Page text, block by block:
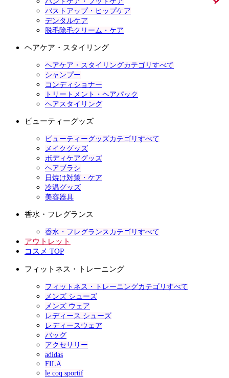
バストアップ・ヒップケア
デンタルケア
脱毛除毛クリーム・ケア
ヘアケア・スタイリング
ヘアケア・スタイリングカテゴリすべて
シャンプー
コンディショナー
トリートメント・ヘアパック
ヘアスタイリング
ビューティーグッズ
ビューティーグッズカテゴリすべて
メイクグッズ
ボディケアグッズ
ヘアブラシ
日焼け対策・ケア
冷温グッズ
美容器具
香水・フレグランス
香水・フレグランスカテゴリすべて
アウトレット
コスメ TOP
フィットネス・トレーニング
フィットネス・トレーニングカテゴリすべて
メンズ シューズ
メンズ ウェア
レディース シューズ
レディースウェア
バッグ
アクセサリー
adidas
FILA
le coq sportif